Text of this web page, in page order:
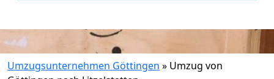
Umzugsunternehmen Göttingen » Umzug von